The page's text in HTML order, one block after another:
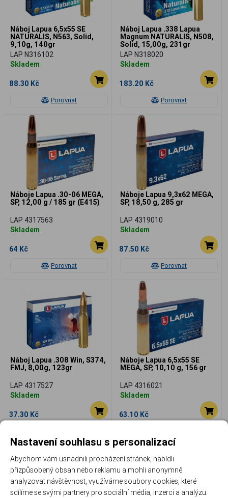
Porovnat
Náboj Lapua 6,5x55 SE
NATURALIS, N563, Solid,
9,10g, 140gr
LAP N316102
Skladem
88.30 Kč
Porovnat
Náboj Lapua .338 Lapua
Magnum NATURALIS, N508,
Solid, 15,00g, 231gr
LAP N318020
Skladem
183.20 Kč
Porovnat
Náboje Lapua .30-06 MEGA,
SP, 12,00 g / 185 gr (E415)
LAP 4317563
Skladem
64 Kč
Porovnat
Náboje Lapua 9,3x62 MEGA,
SP, 18,50 g, 285 gr
LAP 4319010
Skladem
87.50 Kč
Náboj Lapua .308 Win, S374,
FMJ, 8,00g, 123gr
LAP 4317527
Skladem
37.30 Kč
Náboje Lapua 6,5x55 SE
MEGA, SP, 10,10 g, 156 gr
LAP 4316021
Skladem
63.10 Kč
Nastavení souhlasu s personalizací
Abychom vám usnadnili procházení stránek, nabídli
přizpůsobený obsah nebo reklamu a mohli anonymně
analyzovat návštěvnost, využíváme soubory cookies, které
sdílíme se svými partnery pro sociální média, inzerci a analýzu.